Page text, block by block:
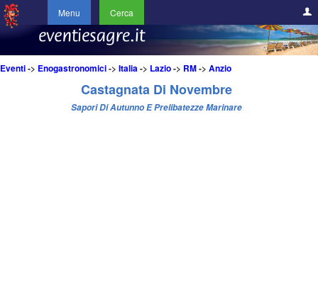
Menu Cerca
Eventi-> Enogastronomici-> Italia-> Lazio-> RM-> Anzio
Castagnata Di Novembre
Sapori Di Autunno E Prelibatezze Marinare